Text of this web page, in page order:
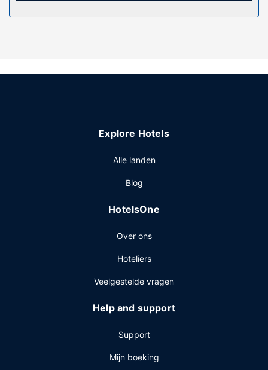
Ter plaatse heb je gratis parkeerplaatsen.
Explore Hotels
Alle landen
Blog
HotelsOne
Over ons
Hoteliers
Veelgestelde vragen
Help and support
Support
Mijn boeking